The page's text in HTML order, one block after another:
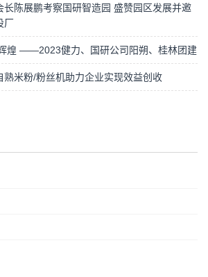
长陈展鹏考察国研智造园 盛赞园区发展并邀
厂
煌 ——2023健力、国研公司阳朔、桂林团建
熟米粉/粉丝机助力企业实现效益创收